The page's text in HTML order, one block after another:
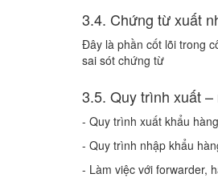
3.4. Chứng từ xuất
Đây là phần cốt lõi trong
sai sót chứng từ
3.5. Quy trình xuất
- Quy trình xuất khẩu
- Quy trình nhập khẩu
- Làm việc với forwarder,